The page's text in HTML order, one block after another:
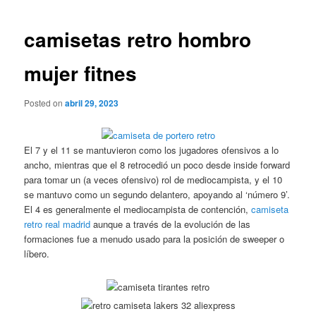
camisetas retro hombro
mujer fitnes
Posted onabril 29, 2023
El 7 y el 11 se mantuvieron como los jugadores ofensivos a lo
ancho, mientras que el 8 retrocedió un poco desde inside forward
para tomar un (a veces ofensivo) rol de mediocampista, y el 10
se mantuvo como un segundo delantero, apoyando al ‘número 9’.
El 4 es generalmente el mediocampista de contención,camiseta
retro real madrid aunque a través de la evolución de las
formaciones fue a menudo usado para la posición de sweeper o
líbero.